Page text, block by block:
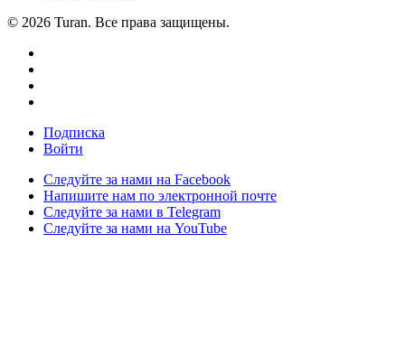
© 2026 Turan. Все права защищены.
Подписка
Войти
Следуйте за нами на Facebook
Напишите нам по электронной почте
Следуйте за нами в Telegram
Следуйте за нами на YouTube